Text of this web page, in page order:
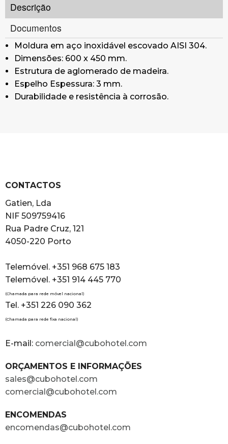
Descrição
Documentos
Moldura em aço inoxidável escovado AISI 304.
Dimensões: 600 x 450 mm.
Estrutura de aglomerado de madeira.
Espelho Espessura: 3 mm.
Durabilidade e resistência à corrosão.
CONTACTOS
Gatien, Lda
NIF 509759416
Rua Padre Cruz, 121
4050-220 Porto
Telemóvel. +351 968 675 183
Telemóvel. +351 914 445 770
(Chamada para rede móvel nacional)
Tel. +351 226 090 362
(Chamada para rede fixa nacional)
E-mail: comercial@cubohotel.com
ORÇAMENTOS E INFORMAÇÕES
sales@cubohotel.com
comercial@cubohotel.com
ENCOMENDAS
encomendas@cubohotel.com